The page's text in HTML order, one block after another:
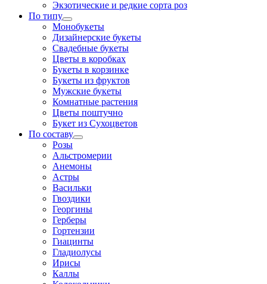
Экзотические и редкие сорта роз
По типу
Монобукеты
Дизайнерские букеты
Свадебные букеты
Цветы в коробках
Букеты в корзинке
Букеты из фруктов
Мужские букеты
Комнатные растения
Цветы поштучно
Букет из Сухоцветов
По составу
Розы
Альстромерии
Анемоны
Астры
Васильки
Гвоздики
Георгины
Герберы
Гортензии
Гиацинты
Гладиолусы
Ирисы
Каллы